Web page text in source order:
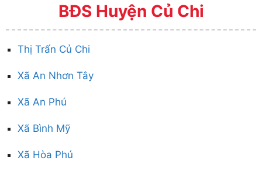
BĐS Huyện Củ Chi
Thị Trấn Củ Chi
Xã An Nhơn Tây
Xã An Phú
Xã Bình Mỹ
Xã Hòa Phú